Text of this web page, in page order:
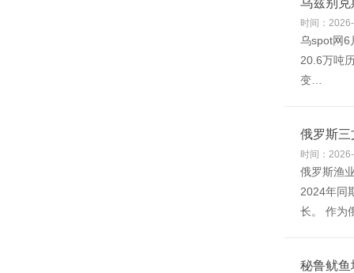
乌兹别
时间：
乌spot网6
20.6万吨
变…
俄罗斯三
时间：
俄罗斯渔
2024年同
长。 作为
秘鲁鱿